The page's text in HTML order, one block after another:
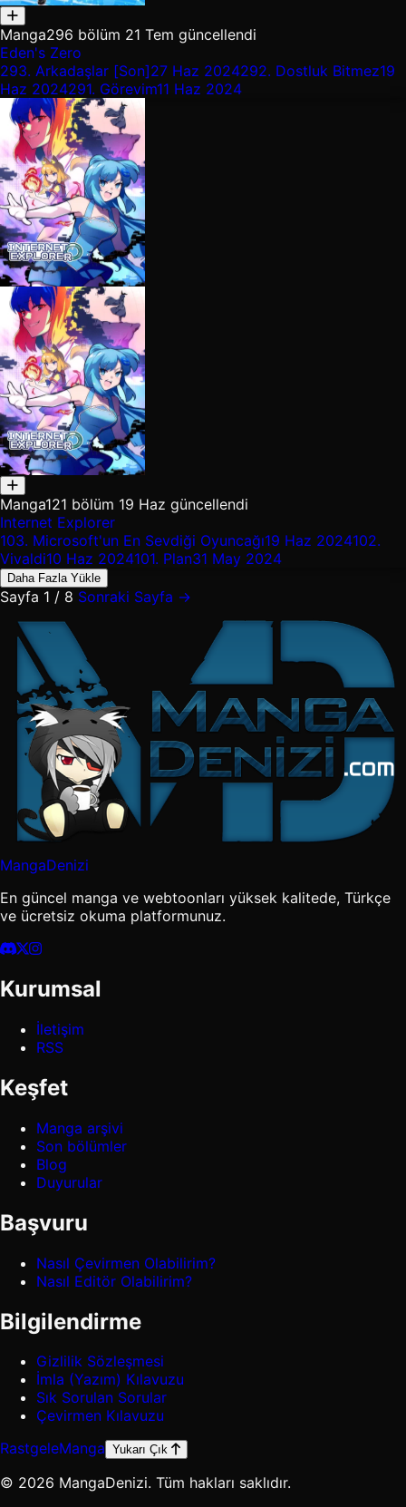
Manga296 bölüm 21 Tem güncellendi
Eden's Zero
293. Arkadaşlar [Son]27 Haz 2024292. Dostluk Bitmez19
Haz 2024291. Görevim11 Haz 2024
Manga121 bölüm 19 Haz güncellendi
Internet Explorer
103. Microsoft'un En Sevdiği Oyuncağı19 Haz 2024102.
Vivaldi10 Haz 2024101. Plan31 May 2024
Daha Fazla Yükle
Sayfa 1 / 8 Sonraki Sayfa →
MangaDenizi
En güncel manga ve webtoonları yüksek kalitede, Türkçe
ve ücretsiz okuma platformunuz.
Kurumsal
İletişim
RSS
Keşfet
Manga arşivi
Son bölümler
Blog
Duyurular
Başvuru
Nasıl Çevirmen Olabilirim?
Nasıl Editör Olabilirim?
Bilgilendirme
Gizlilik Sözleşmesi
İmla (Yazım) Kılavuzu
Sık Sorulan Sorular
Çevirmen Kılavuzu
RastgeleManga Yukarı Çık
© 2026 MangaDenizi. Tüm hakları saklıdır.